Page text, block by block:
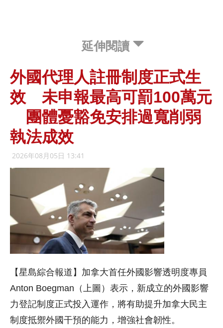
延伸閱讀
外國代理人註冊制度正式生
效 未申報最高可罰100萬元
團體憂豁免安排過寬削弱
執法成效
2026年08月05日 13:41
【星島綜合報道】加拿大首任外國影響透明度專員
Anton Boegman（上圖）表示，新成立的外國影響
力登記制度正式投入運作，將有助提升加拿大民主
制度抵禦外國干預的能力，增強社會韌性。